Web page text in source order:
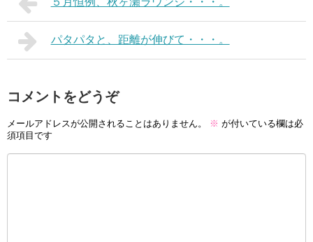
パタパタと、距離が伸びて・・・。
コメントをどうぞ
メールアドレスが公開されることはありません。 ※ が付いている欄は必
須項目です